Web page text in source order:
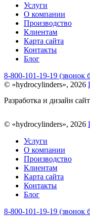
Услуги
О компании
Производство
Клиентам
Карта сайта
Контакты
Блог
8-800-101-19-19 (звонок
© «hydrocylinders», 2026
Разработка и дизайн
© «hydrocylinders», 2026
Услуги
О компании
Производство
Клиентам
Карта сайта
Контакты
Блог
8-800-101-19-19 (звонок